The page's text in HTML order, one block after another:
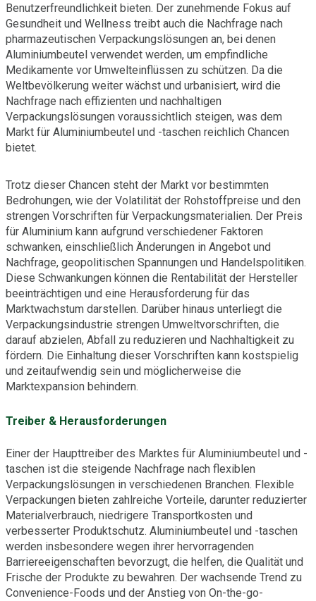
Benutzerfreundlichkeit bieten. Der zunehmende Fokus auf
Gesundheit und Wellness treibt auch die Nachfrage nach
pharmazeutischen Verpackungslösungen an, bei denen
Aluminiumbeutel verwendet werden, um empfindliche
Medikamente vor Umwelteinflüssen zu schützen. Da die
Weltbevölkerung weiter wächst und urbanisiert, wird die
Nachfrage nach effizienten und nachhaltigen
Verpackungslösungen voraussichtlich steigen, was dem
Markt für Aluminiumbeutel und -taschen reichlich Chancen
bietet.
Trotz dieser Chancen steht der Markt vor bestimmten
Bedrohungen, wie der Volatilität der Rohstoffpreise und den
strengen Vorschriften für Verpackungsmaterialien. Der Preis
für Aluminium kann aufgrund verschiedener Faktoren
schwanken, einschließlich Änderungen in Angebot und
Nachfrage, geopolitischen Spannungen und Handelspolitiken.
Diese Schwankungen können die Rentabilität der Hersteller
beeinträchtigen und eine Herausforderung für das
Marktwachstum darstellen. Darüber hinaus unterliegt die
Verpackungsindustrie strengen Umweltvorschriften, die
darauf abzielen, Abfall zu reduzieren und Nachhaltigkeit zu
fördern. Die Einhaltung dieser Vorschriften kann kostspielig
und zeitaufwendig sein und möglicherweise die
Marktexpansion behindern.
Treiber & Herausforderungen
Einer der Haupttreiber des Marktes für Aluminiumbeutel und -
taschen ist die steigende Nachfrage nach flexiblen
Verpackungslösungen in verschiedenen Branchen. Flexible
Verpackungen bieten zahlreiche Vorteile, darunter reduzierter
Materialverbrauch, niedrigere Transportkosten und
verbesserter Produktschutz. Aluminiumbeutel und -taschen
werden insbesondere wegen ihrer hervorragenden
Barriereeigenschaften bevorzugt, die helfen, die Qualität und
Frische der Produkte zu bewahren. Der wachsende Trend zu
Convenience-Foods und der Anstieg von On-the-go-